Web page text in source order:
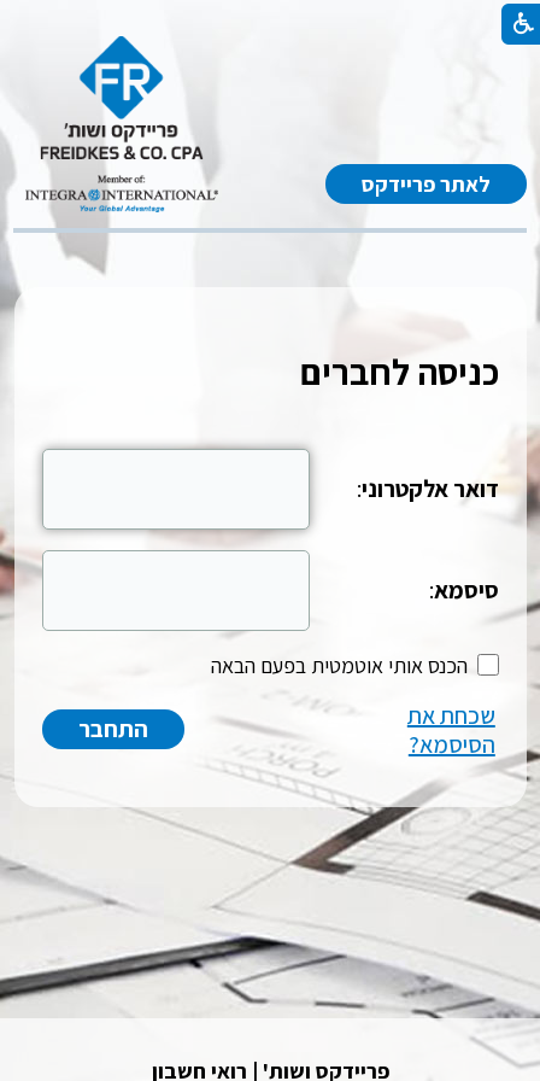
לאתר פריידקס
כניסה לחברים
דואר אלקטרוני:
סיסמא:
הכנס אותי אוטמטית בפעם הבאה
שכחת את
הסיסמא?
פריידקס ושות' | רואי חשבון